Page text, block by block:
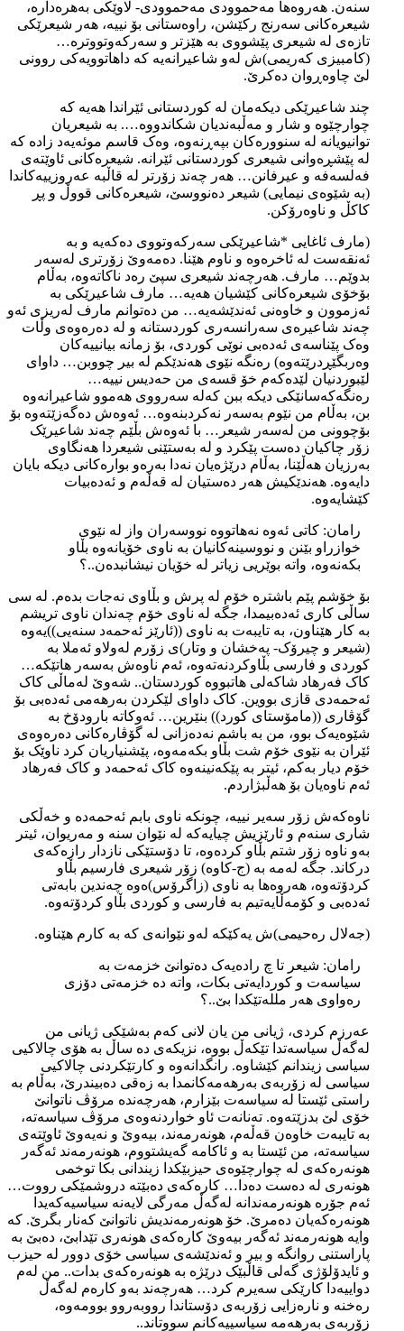
سنەن. هەروەها مەحموودی مەحموودی- لاوێکی بەهرەدارە،
شیعرەکانی سەرنج رکێشن، راوەستانی بۆ نییە، هەر شیعرێکی
تازەی لە شیعری پێشووی بە هێزتر و سەرکەوتووترە…
(کامبیزی کەریمی)ش لەو شاعیرانەیە کە داهاتوویەکی روونی
لێ چاوەڕوان دەکرێ.
چند شاعیرێکی دیکەمان لە کوردستانی ئێراندا هەیە کە
چوارچێوە و شار و مەڵبەندیان شکاندووە…. بە شیعریان
توانیویانە لە سنوورەکان بپەڕنەوە، وەک قاسم موئەیەد زادە کە
لە پێشڕەوانی شیعری کوردستانی ئێرانە. شیعرەکانی ئاوێتەی
فەلسەفە و عیرفانن… هەر چەند زۆرتر لە قاڵبە عەروزییەکاندا
(بە شێوەی نیمایی) شیعر دەنووسێ، شیعرەکانی قووڵ و پڕ
کاکڵ و ناوەرۆکن.
(مارف ئاغایی *شاعیرێکی سەرکەوتووی دەکەیە و بە
ئەنقەست لە ئاخرەوە و ناوم هێنا. دەمەوێ زۆرتری لەسەر
بدوێم… مارف. هەرچەند شیعری سپێ رەد ناکاتەوە، بەڵام
بۆخۆی شیعرەکانی کێشیان هەیە… مارف شاعیرێکی بە
ئەزموون و خاوەنی ئەندێشەیە… من دەتوانم مارف لەریزی ئەو
چەند شاعیرەی سەرانسەری کوردستانە و لە دەرەوەی وڵات
وەک پێناسەی ئەدەبی نوێی کوردی، بۆ زمانە بیانییەکان
وەربگێڕدرێتەوە) رەنگە نێوی هەندێکم لە بیر چووبن… داوای
لێبوردنیان لێدەکەم خۆ قسەی من حەدیس نییە…
رەنگەکەسانێکی دیکە ببن کەلە سەرووی هەموو شاعیرانەوە
بن، بەڵام من نێوم بەسەر نەکردبنەوە… ئەوەش دەگەزێتەوە بۆ
بۆچوونی من لەسەر شیعر… با ئەوەش بڵێم چەند شاعیرێک
زۆر چاکیان دەست پێکرد و لە بەستێنی شیعردا هەنگاوی
بەرزیان هەڵێنا، بەڵام درێژەیان نەدا بەرەو بوارەکانی دیکە بایان
دایەوە. هەندێکیش هەر دەستیان لە قەڵەم و ئەدەبیات
کێشایەوە.
رامان: کاتی ئەوە نەهاتووە نووسەران واز لە نێوی
خوازراو بێنن و نووسینەکانیان بە ناوی خۆیانەوە بڵاو
بکەنەوە، واتە بوێریی زیاتر لە خۆیان نیشانبدەن..؟
بۆ خۆشم پێم باشترە خۆم لە پرش و بڵاوی نەجات بدەم. لە سی
ساڵی کاری ئەدەبیمدا، جگە لە ناوی خۆم چەندان ناوی تریشم
بە کار هێناون، بە تایبەت بە ناوی ((ئارێز ئەحمەد سنەیی))یەوە
(شیعر و چیرۆک- پەخشان و وتار)ی زۆرم لەولاو ئەملا بە
کوردی و فارسی بڵاوکردنەتەوە، ئەم ناوەش بەسەر هاتێکە…
کاک فەرهاد شاکەلی هاتبووە کوردستان.. شەوێ لەماڵی کاک
ئەحمەدی قازی بووین. کاک داوای لێکردن بەرهەمی ئەدەبی بۆ
گۆڤاری ((مامۆستای کورد)) بنێرین… ئەوکاتە بارودۆخ بە
شێوەیەک بوو، من بە باشم نەدەزانی لە گۆڤارەکانی دەرەوەی
ئێران بە نێوی خۆم شت بڵاو بکەمەوە، پێشنیاریان کرد ناوێک بۆ
خۆم دیار بەکم، ئیتر بە پێکەنینەوە کاک ئەحمەد و کاک فەرهاد
ئەم ناوەیان بۆ هەڵبژاردم.
ناوەکەش زۆر سەیر نییە، چونکە ناوی بابم ئەحمەدە و خەڵکی
شاری سنەم و ئارێزیش چیایەکە لە نێوان سنە و مەریوان، ئیتر
بەو ناوە زۆر شتم بڵاو کردەوە، تا دۆستێکی نازدار رازەکەی
درکاند. جگە لەمە بە (ج-کاوە) زۆر شیعری فارسیم بڵاو
کردۆتەوە، هەروەها بە ناوی (زاگرۆس)ەوە چەندین بابەتی
ئەدەبی و کۆمەڵایەتیم بە فارسی و کوردی بڵاو کردۆتەوە.
(جەلال رەحیمی)ش یەکێکە لەو نێوانەی کە بە کارم هێناوە.
رامان: شیعر تا چ رادەیەک دەتوانێ خزمەت بە
سیاسەت و کوردایەتی بکات، واتە دە خزمەتی دۆزی
رەواوی هەر مللەتێکدا بێ..؟
عەرزم کردی، ژیانی من یان لانی کەم بەشێکی ژیانی من
لەگەڵ سیاسەتدا تێکەڵ بووە، نزیکەی دە ساڵ بە هۆی چالاکیی
سیاسی زیندانم کێشاوە. رانگدانەوە و کارتێکردنی چالاکیی
سیاسی لە زۆربەی بەرهەمەکانمدا بە زەقی دەبیندرێ، بەڵام بە
راستی ئێستا لە سیاسەت بێزارم، هەرچەندە مرۆڤ ناتوانێ
خۆی لێ بدزێتەوە. تەنانەت ئاو خواردنەوەی مرۆڤ سیاسەتە،
بە تایبەت خاوەن قەڵەم، هونەرمەند، بیەوێ و نەیەوێ ئاوێتەی
سیاسەتە، من ئێستا بە و ئاکامە گەیشتووم، هونەرمەند ئەگەر
هونەرەکەی لە چوارچێوەی حیزبێکدا زیندانی بکا توخمی
هونەری لە دەست دەدا… کارەکەی دەبێتە دروشمێکی رووت…
ئەم جۆرە هونەرمەندانە لەگەڵ مەرگی لایەنە سیاسیەکەیدا
هونەرەکەیان دەمرێ. خۆ هونەرمەندیش ناتوانێ کەنار بگرێ. کە
وایە هونەرمەند ئەگەر بیەوێ کارەکەی هونەری تێدابێ، دەبێ بە
پاراستنی روانگە و بیر و ئەندێشەی سیاسی خۆی دوور لە حیزب
و ئایدۆلۆژی گەلی قاڵبێک درێژە بە هونەرەکەی بدات.. من لەم
دواییەدا کارێکی سەیرم کرد… هەرچەند بەو کارەم لەگەڵ
رەخنە و نارەزایی زۆربەی دۆستاندا رووبەروو بوومەوە،
زۆربەی بەرهەمە سیاسییەکانم سووتاند..